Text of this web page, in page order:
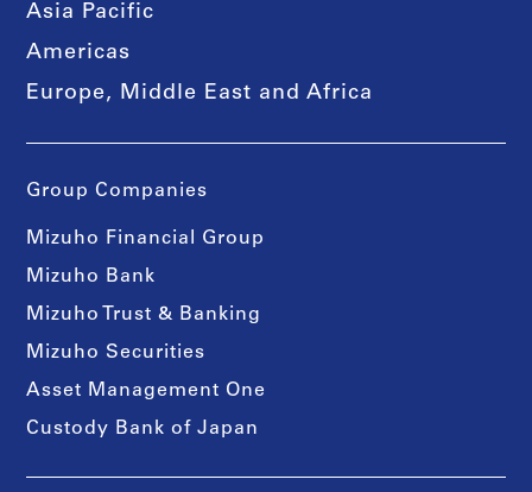
Asia Pacific
Americas
Europe, Middle East and Africa
Group Companies
Mizuho Financial Group
Mizuho Bank
Mizuho Trust & Banking
Mizuho Securities
Asset Management One
Custody Bank of Japan